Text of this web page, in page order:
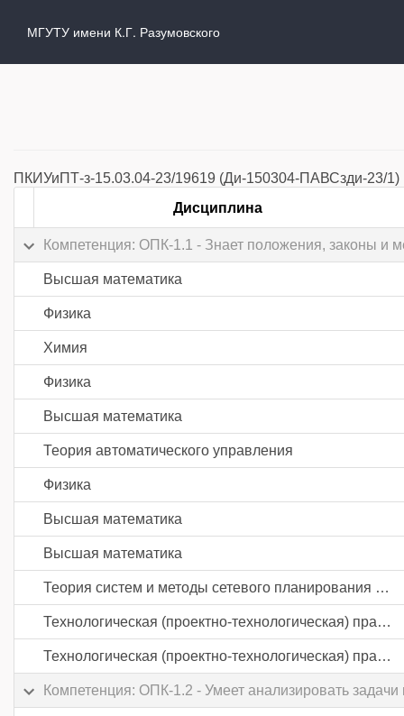
МГУТУ имени К.Г. Разумовского
ПКИУиПТ-з-15.03.04-23/19619 (Ди-150304-ПАВСзди-23/1)
Дисциплина
Компетенция: ОПК-1.1 - Знает положения, законы и
Высшая математика
Физика
Химия
Физика
Высшая математика
Теория автоматического управления
Физика
Высшая математика
Высшая математика
Теория систем и методы сетевого планирования и управления
Технологическая (проектно-технологическая) практика
Технологическая (проектно-технологическая) практика
Компетенция: ОПК-1.2 - Умеет анализировать